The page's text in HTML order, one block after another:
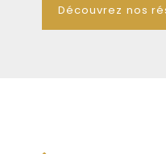
Découvrez nos